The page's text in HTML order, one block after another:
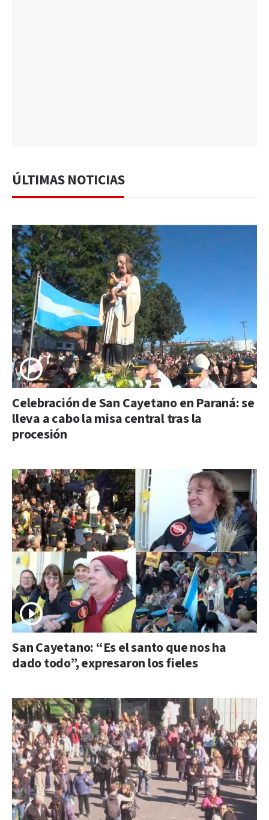
ÚLTIMAS NOTICIAS
Celebración de San Cayetano en Paraná: se
lleva a cabo la misa central tras la
procesión
San Cayetano: “Es el santo que nos ha
dado todo”, expresaron los fieles